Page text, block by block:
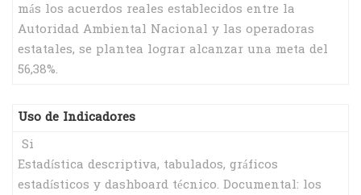
más los acuerdos reales establecidos entre la
Autoridad Ambiental Nacional y las operadoras
estatales, se plantea lograr alcanzar una meta del
56,38%.
Uso de Indicadores
Si
Estadística descriptiva, tabulados, gráficos
estadísticos y dashboard técnico. Documental: los